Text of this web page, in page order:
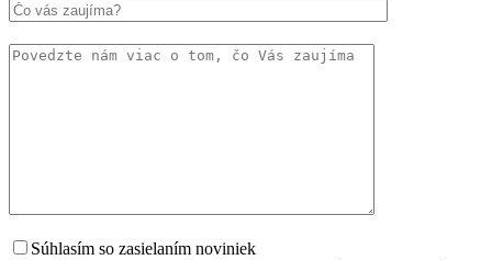
Súhlasím so zasielaním noviniek